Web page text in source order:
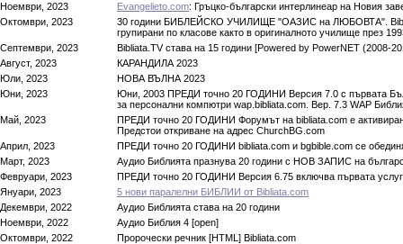
Ноември, 2023
Evangelieto.com: Гръцко-български интерлинеар на Новия
Октомври, 2023
30 години БИБЛЕЙСКО УЧИЛИЩЕ "ОАЗИС на ЛЮБОВТА".
групирани по класове както в оригиналното училище през
Септември, 2023
Bibliata.TV става на 15 години [Powered by PowerNET (2008-
Август, 2023
КАРАНДИЛА 2023
Юли, 2023
НОВА ВЪЛНА 2023
Юни, 2023
Юни, 2003 ПРЕДИ точно 20 ГОДИНИ Версия 7.0 с първата
за персонални компютри wap.bibliata.com. Веp. 7.3 WAP
Май, 2023
ПРЕДИ точно 20 ГОДИНИ Форумът на bibliata.com е
Предстои откриване на адрес ChurchBG.com
Април, 2023
ПРЕДИ точно 20 ГОДИНИ bibliata.com и bgbible.com се
Март, 2023
Аудиo Библията празнува 20 години с НОВ ЗАПИС на
Февруари, 2023
ПРЕДИ точно 20 ГОДИНИ Версия 6.75 включва първата
Януари, 2023
5 нови паралелни БИБЛИИ от Bibliata.com
Декември, 2022
Аудиo Библията става на 20 години
Ноември, 2022
Аудиo Библия 4 [open]
Октомври, 2022
Пророчески речник [HTML] Bibliata.com